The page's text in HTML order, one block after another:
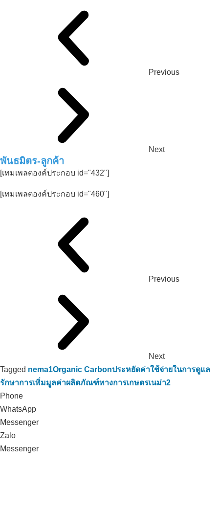
Previous
Next
พันธมิตร-ลูกค้า
[เทมเพลตองค์ประกอบ id="432"]
[เทมเพลตองค์ประกอบ id="460"]
Previous
Next
Tagged nema1Organic Carbonประหยัดค่าใช้จ่ายในการดูแล
รักษาการเพิ่มมูลค่าผลิตภัณฑ์ทางการเกษตรเนม่า2
Phone
WhatsApp
Messenger
Zalo
Messenger